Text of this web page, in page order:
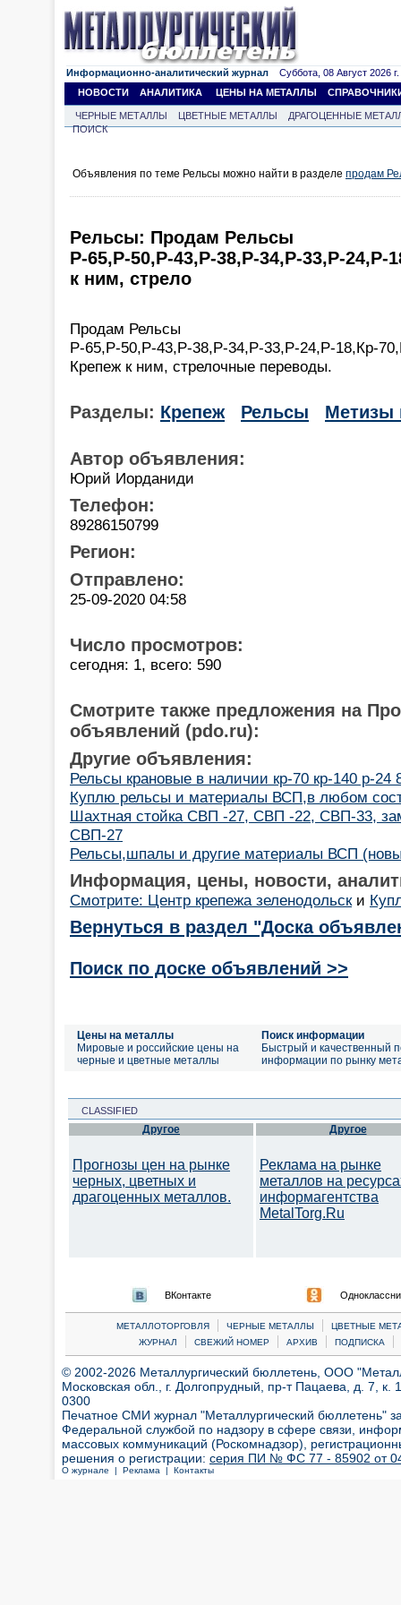
Информационно-аналитический журнал Суббота, 08 Август 2026 г.
НОВОСТИ
АНАЛИТИКА ЦЕНЫ НА МЕТАЛЛЫ
ЧЕРНЫЕ МЕТАЛЛЫ ЦВЕТНЫЕ МЕТАЛЛЫ
ДРАГОЦЕННЫЕ
ПОИСК
Объявления по теме Рельсы можно найти в разделе продам
Рельсы: Продам Рельсы
Р-65,Р-50,Р-43,Р-38,Р-34,Р-33,Р-24,Р-
к ним, стрело
Продам Рельсы
Р-65,Р-50,Р-43,Р-38,Р-34,Р-33,Р-24,Р-18,Кр-
Крепеж к ним, стрелочные переводы.
Разделы: Крепеж Рельсы Метизы
Автор объявления:
Юрий Иорданиди
Телефон:
89286150799
Регион:
Отправлено:
25-09-2020 04:58
Число просмотров:
сегодня: 1, всего: 590
Смотрите также предложения на
объявлений (pdo.ru):
Другие объявления:
Рельсы крановые в наличии кр-70 кр-140 р-24
Куплю рельсы и материалы ВСП,в любом
Шахтная стойка СВП -27, СВП -22, СВП-33,
СВП-27
Рельсы,шпалы и другие материалы ВСП
Информация, цены, новости,
Смотрите: Центр крепежа зеленодольски
Вернуться в раздел "Доска
Поиск по доске объявлений >>
Цены на металлы
Мировые и российские цены на
черные и цветные металлы
Поиск информации
Быстрый и качественный
информации по рынку
CLASSIFIED
Другое
Прогнозы цен на рынке
черных, цветных и
драгоценных металлов.
Другое
Реклама на рынке
металлов на
информагентства
MetalTorg.Ru
ВКонтакте
МЕТАЛЛОТОРГОВЛЯ | ЧЕРНЫЕ МЕТАЛЛЫ |
ЦВЕТНЫЕ
ЖУРНАЛ
| СВЕЖИЙ НОМЕР | АРХИВ | ПОДПИСКА |
© 2002-2026 Металлургический бюллетень, ООО
Московская обл., г. Долгопрудный, пр-т Пацаева, д. 7,
0300
Печатное СМИ журнал "Металлургический бюллетень"
Федеральной службой по надзору в сфере связи,
массовых коммуникаций (Роскомнадзор),
решения о регистрации: серия ПИ № ФС 77 - 85902 от 04
О журнале | Реклама | Контакты